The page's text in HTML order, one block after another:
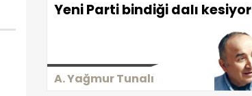
Yeni Parti bindiği dalı kesiyor
A. Yağmur Tunalı